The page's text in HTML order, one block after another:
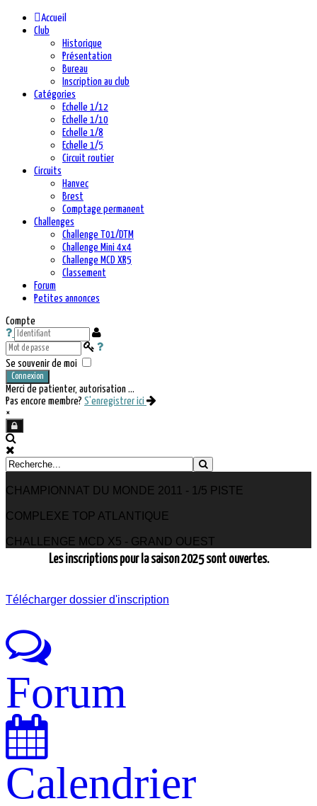
Accueil
Club
Historique
Présentation
Bureau
Inscription au club
Catégories
Echelle 1/12
Echelle 1/10
Echelle 1/8
Echelle 1/5
Circuit routier
Circuits
Hanvec
Brest
Comptage permanent
Challenges
Challenge T01/DTM
Challenge Mini 4x4
Challenge MCD XR5
Classement
Forum
Petites annonces
Compte
Se souvenir de moi
Connexion
Merci de patienter, autorisation ...
Pas encore membre? S'enregistrer ici
×
CHAMPIONNAT DU MONDE 2011 - 1/5 PISTE
COMPLEXE TOP ATLANTIQUE
CHALLENGE MCD X5 - GRAND OUEST
Les inscriptions pour la saison 2025 sont ouvertes.
Télécharger dossier d'inscription
Forum
Calendrier
précédente
précédent
suivante
suivant